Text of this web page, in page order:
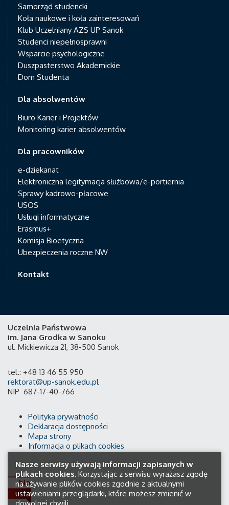
Samorząd studencki
Koła naukowe i koła zainteresowań
Klub Uczelniany AZS UP Sanok
Studenci niepełnosprawni
Wsparcie psychologiczne
Duszpasterstwo Akademickie
Dom Studenta
Dla absolwentów
Biuro Karier i Projektów
Monitoring karier absolwentów
Dla pracowników
e-dziekanat
Elektroniczna legitymacja służbowa/e-portiernia
Sprawy kadrowo-płacowe
USOS
Usługi informatyczne
Erasmus+
Komisja Bioetyczna
Ubezpieczenia roczne NW
Kontakt
Uczelnia Państwowa
im. Jana Grodka w Sanoku
ul. Mickiewicza 21, 38-500 Sanok
tel.: +48 13 46 55 950
rektorat@up-sanok.edu.pl
NIP 687-17-40-766
Polityka prywatności
Deklaracja dostępności
Mapa strony
Informacja o plikach cookies
Nasze serwisy używają informacji zapisanych w
plikach cookies. Korzystając z serwisu wyrażasz zgodę
na używanie plików cookies zgodnie z aktualnymi
ustawieniami przeglądarki, które możesz zmienić w